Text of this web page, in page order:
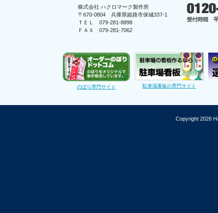
株式会社 ハクロマーク製作所
〒670-0804 兵庫県姫路市保城337-1
ＴＥＬ 079-281-8898
ＦＡＸ 079-281-7062
のぼり専門サイト 駐車場看板の専門サイト
Copyright 2026